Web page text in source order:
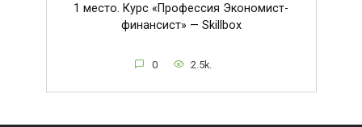
1 место. Курс «Профессия Экономист-
финансист» — Skillbox
0 2.5k.